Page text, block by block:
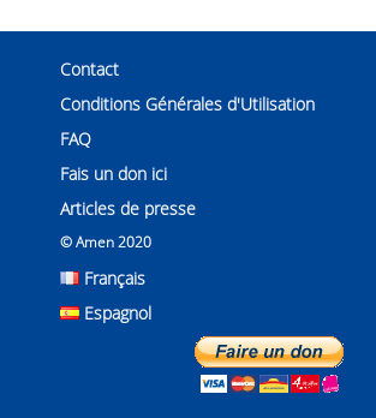
Contact
Conditions Générales d'Utilisation
FAQ
Fais un don ici
Articles de presse
© Amen 2020
Français
Espagnol